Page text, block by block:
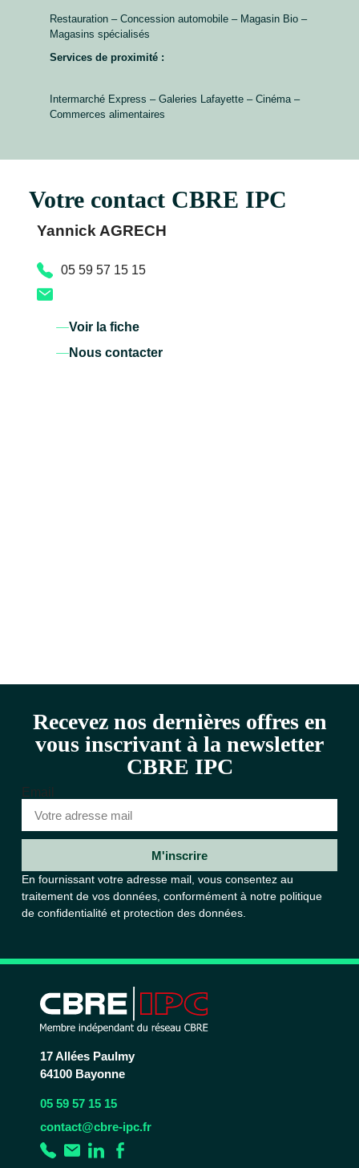
Restauration – Concession automobile – Magasin Bio –
Magasins spécialisés
Services de proximité :
Intermarché Express – Galeries Lafayette – Cinéma –
Commerces alimentaires
Votre contact CBRE IPC
Yannick AGRECH
05 59 57 15 15
Voir la fiche
Nous contacter
Recevez nos dernières offres en
vous inscrivant à la newsletter
CBRE IPC
Email
M'inscrire
En fournissant votre adresse mail, vous consentez au
traitement de vos données, conformément à notre politique
de confidentialité et protection des données.
17 Allées Paulmy
64100 Bayonne
05 59 57 15 15
contact@cbre-ipc.fr